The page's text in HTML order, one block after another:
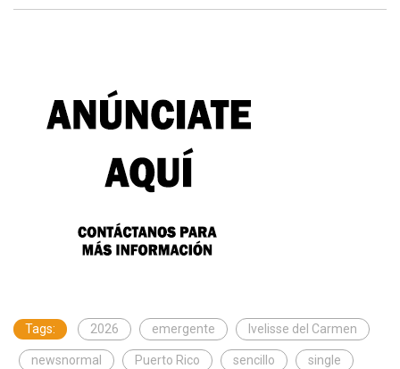
Tags: 2026 emergente Ivelisse del Carmen
newsnormal Puerto Rico sencillo single